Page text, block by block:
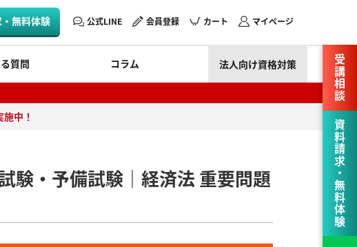
無料体験 公式LINE 会員登録 カート マイページ
質問 コラム 法人向け資格対策
施中！
験・予備試験｜経済法 重要問題
受講相談
資料請求・無料体験